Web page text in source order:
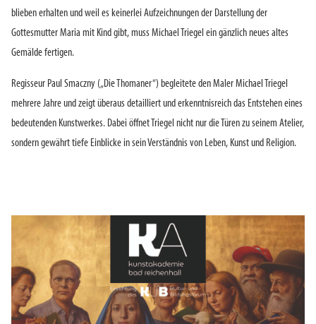
blieben erhalten und weil es keinerlei Aufzeichnungen der Darstellung der
Gottesmutter Maria mit Kind gibt, muss Michael Triegel ein gänzlich neues altes
Gemälde fertigen.
Regisseur Paul Smaczny („Die Thomaner“) begleitete den Maler Michael Triegel
mehrere Jahre und zeigt überaus detailliert und erkenntnisreich das Entstehen eines
bedeutenden Kunstwerkes. Dabei öffnet Triegel nicht nur die Türen zu seinem Atelier,
sondern gewährt tiefe Einblicke in sein Verständnis von Leben, Kunst und Religion.